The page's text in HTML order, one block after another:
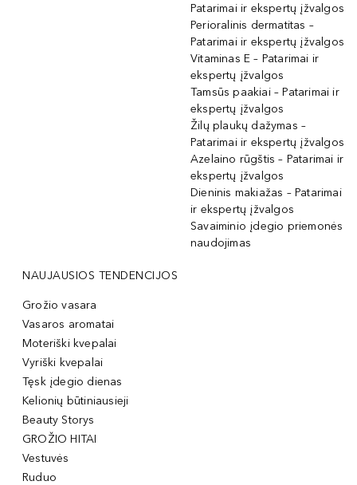
Patarimai ir ekspertų įžvalgos
Perioralinis dermatitas –
Patarimai ir ekspertų įžvalgos
Vitaminas E – Patarimai ir
ekspertų įžvalgos
Tamsūs paakiai – Patarimai ir
ekspertų įžvalgos
Žilų plaukų dažymas –
Patarimai ir ekspertų įžvalgos
Azelaino rūgštis – Patarimai ir
ekspertų įžvalgos
Dieninis makiažas – Patarimai
ir ekspertų įžvalgos
Savaiminio įdegio priemonės
naudojimas
NAUJAUSIOS TENDENCIJOS
Grožio vasara
Vasaros aromatai
Moteriški kvepalai
Vyriški kvepalai
Tęsk įdegio dienas
Kelionių būtiniausieji
Beauty Storys
GROŽIO HITAI
Vestuvės
Ruduo